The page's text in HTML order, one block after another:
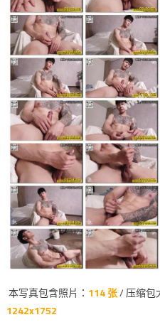
本写真包含照片： 114 张/ 压缩包
1242x1752